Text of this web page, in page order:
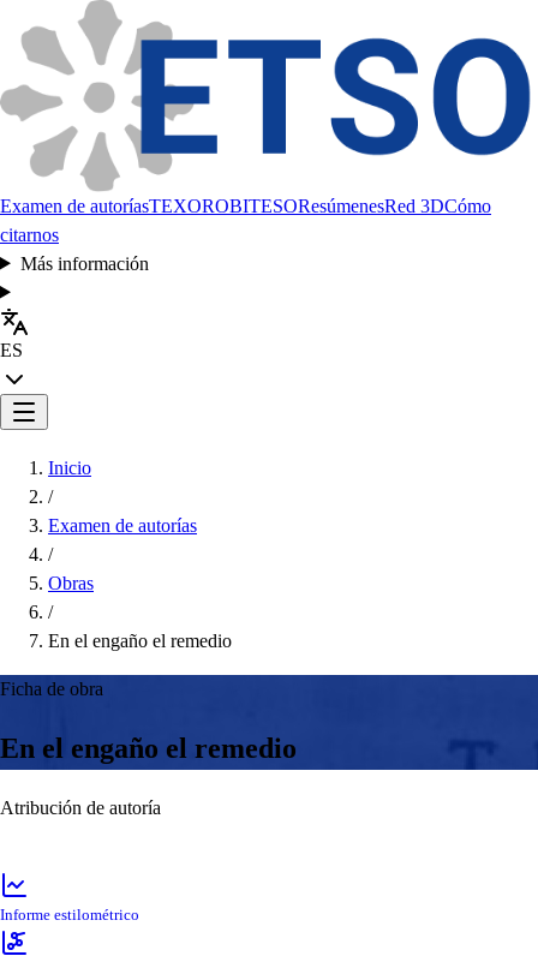
Examen de autoríasTEXOROBITESOResúmenesRed 3DCómo
citarnos
Más información
ES
Inicio
/
Examen de autorías
/
Obras
/
En el engaño el remedio
Ficha de obra
En el engaño el remedio
Atribución de autoría
Informe estilométrico